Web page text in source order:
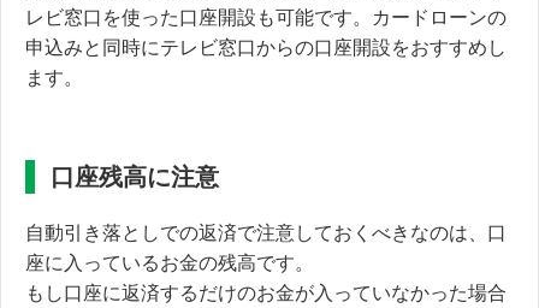
レビ窓口を使った口座開設も可能です。カードローンの
申込みと同時にテレビ窓口からの口座開設をおすすめし
ます。
口座残高に注意
自動引き落としでの返済で注意しておくべきなのは、 口
座に入っているお金の残高です。
もし口座に返済するだけのお金が入っていなかった場合